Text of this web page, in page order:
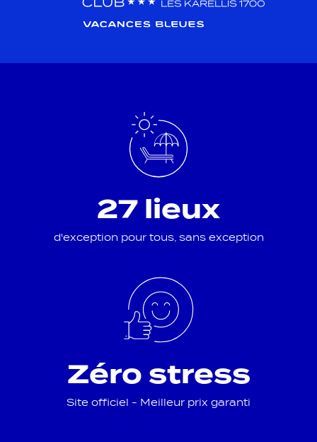
27 lieux
d'exception pour tous, sans exception
Zéro stress
Site officiel - Meilleur prix garanti